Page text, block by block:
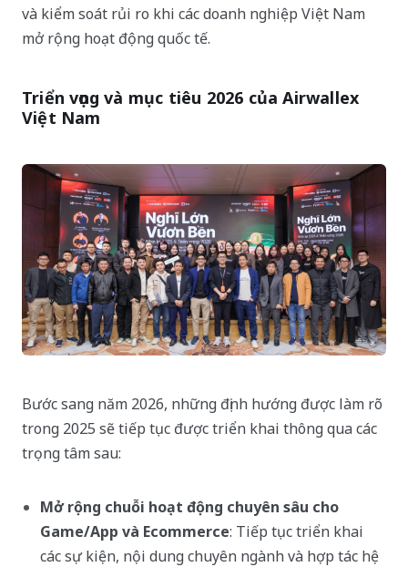
và kiểm soát rủi ro khi các doanh nghiệp Việt Nam
mở rộng hoạt động quốc tế.
Triển vọng và mục tiêu 2026 của Airwallex
Việt Nam
Bước sang năm 2026, những định hướng được làm rõ
trong 2025 sẽ tiếp tục được triển khai thông qua các
trọng tâm sau:
Mở rộng chuỗi hoạt động chuyên sâu cho
Game/App và Ecommerce: Tiếp tục triển khai
các sự kiện, nội dung chuyên ngành và hợp tác hệ